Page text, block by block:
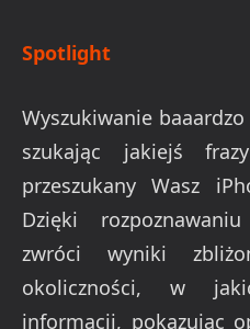
Spotlight
Wyszukiwanie
szukając jakiejś
przeszukany Wasz
Dzięki
zwróci wyniki
okoliczności, w
informacji, pokazując